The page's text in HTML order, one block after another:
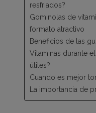
resfriados?
Gominolas de
formato atractivo
Beneficios de las
Vitaminas durante
útiles?
Cuando es mejor
La importancia de